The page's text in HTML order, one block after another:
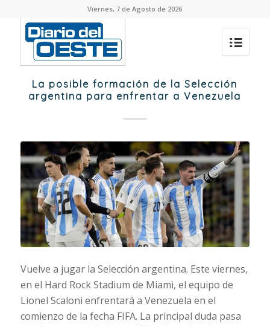
Viernes, 7 de Agosto de 2026
La posible formación de la Selección
argentina para enfrentar a Venezuela
Vuelve a jugar la Selección argentina. Este viernes,
en el Hard Rock Stadium de Miami, el equipo de
Lionel Scaloni enfrentará a Venezuela en el
comienzo de la fecha FIFA. La principal duda pasa